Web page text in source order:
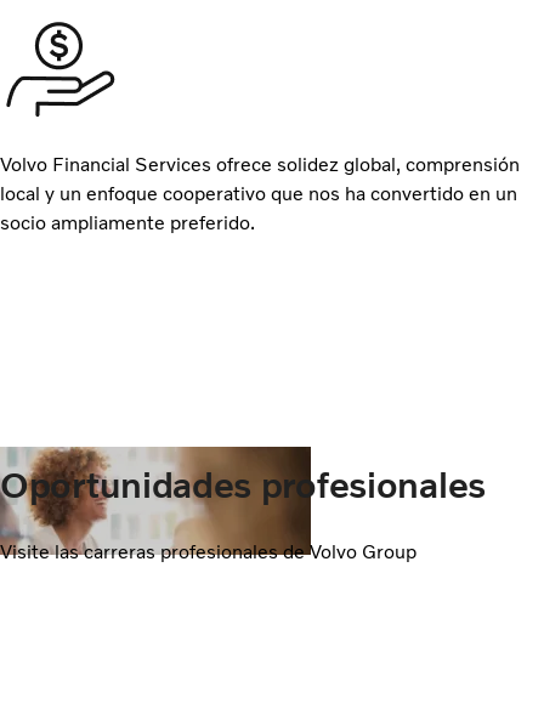
Volvo Financial Services ofrece solidez global, comprensión
local y un enfoque cooperativo que nos ha convertido en un
socio ampliamente preferido.
Oportunidades profesionales
Visite las carreras profesionales de Volvo Group